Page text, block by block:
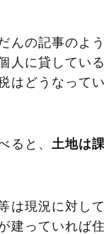
んの記事のよ
人に貸してい
はどうなって
ると、 土地は
は現況に対し
建っていれば